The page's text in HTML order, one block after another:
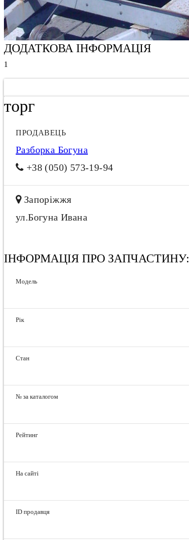
ДОДАТКОВА ІНФОРМАЦІЯ
1
торг
ПРОДАВЕЦЬ
Разборка Богуна
+38 (050) 573-19-94
Запоріжжя
ул.Богуна Ивана
ІНФОРМАЦІЯ ПРО ЗАПЧАСТИНУ:
Модель
Рік
Стан
№ за каталогом
Рейтинг
На сайті
ID продавця